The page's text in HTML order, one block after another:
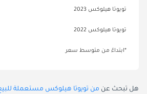
تويوتا هيلوكس 2023
تويوتا هيلوكس 2022
*ابتداءً من متوسط سعر
هل تبحث عن من تويوتا هيلوكس مستعملة